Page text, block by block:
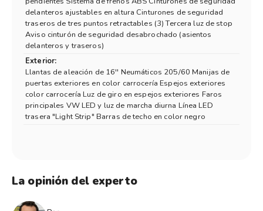
delanteros ajustables en altura Cinturones de seguridad
traseros de tres puntos retractables (3) Tercera luz de stop
Aviso cinturón de seguridad desabrochado (asientos
delanteros y traseros)
Exterior:
Llantas de aleación de 16'' Neumáticos 205/60 Manijas de
puertas exteriores en color carrocería Espejos exteriores
color carrocería Luz de giro en espejos exteriores Faros
principales VW LED y luz de marcha diurna Línea LED
trasera "Light Strip" Barras de techo en color negro
La opinión del experto